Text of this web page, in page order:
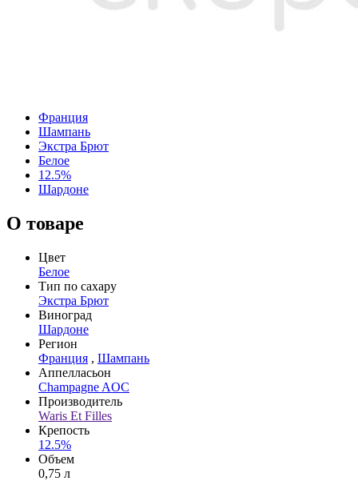
Франция
Шампань
Экстра Брют
Белое
12.5%
Шардоне
О товаре
Цвет
Белое
Тип по сахару
Экстра Брют
Виноград
Шардоне
Регион
Франция , Шампань
Аппелласьон
Champagne AOC
Производитель
Waris Et Filles
Крепость
12.5%
Объем
0,75 л